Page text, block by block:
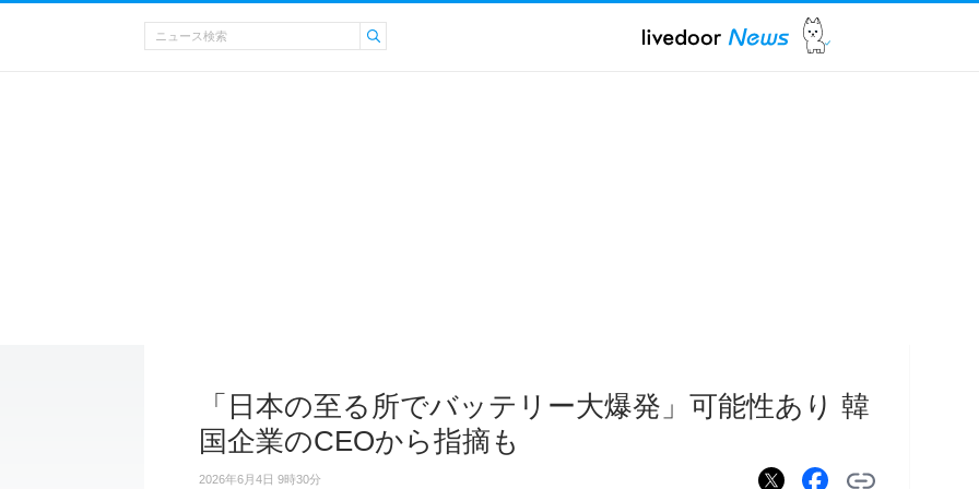
「日本の至る所でバッテリー大爆発」可能性あり 韓
国企業のCEOから指摘も
2026年6月4日 9時30分